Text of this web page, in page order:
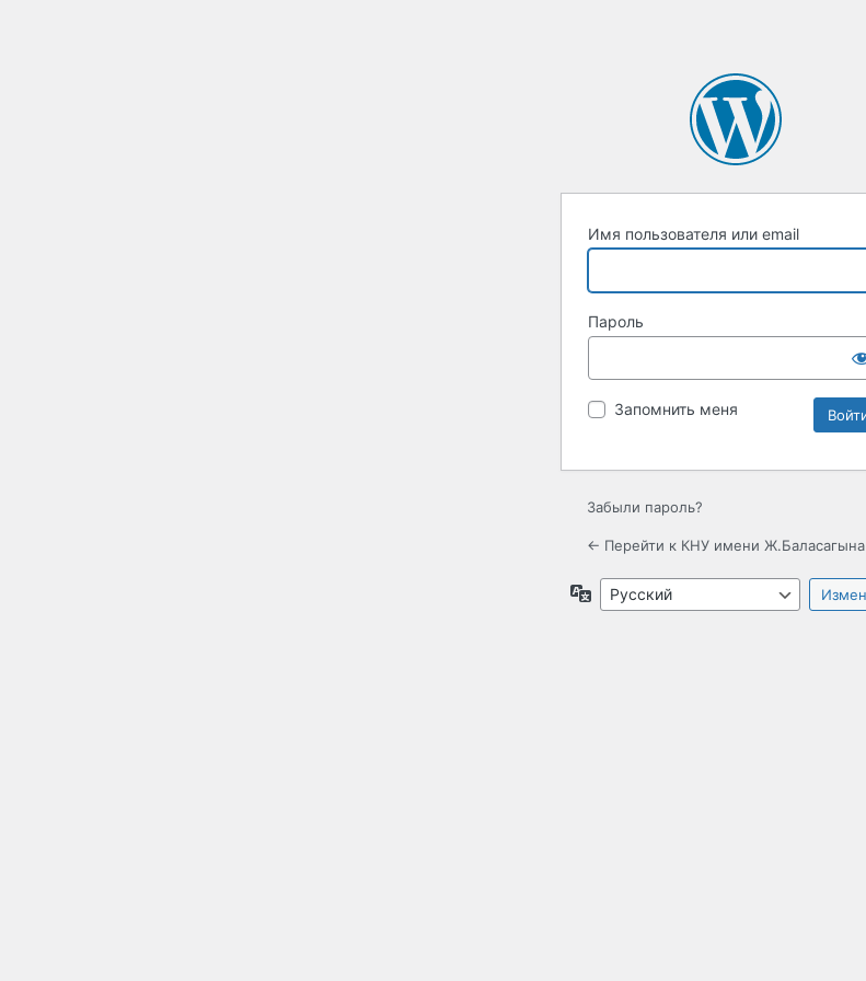
Имя пользователя или email
Пароль
Запомнить меня
Забыли пароль?
← Перейти к КНУ имени Ж.Баласагына
Язык